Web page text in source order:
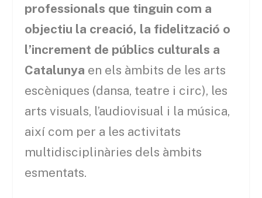
professionals que tinguin com a
objectiu la creació, la fidelització o
l’increment de públics culturals a
Catalunya en els àmbits de les arts
escèniques (dansa, teatre i circ), les
arts visuals, l’audiovisual i la música,
així com per a les activitats
multidisciplinàries dels àmbits
esmentats.